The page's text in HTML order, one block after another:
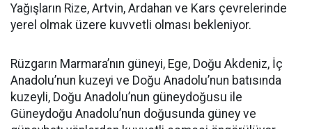
Yağışların Rize, Artvin, Ardahan ve Kars çevrelerinde
yerel olmak üzere kuvvetli olması bekleniyor.
Rüzgarın Marmara’nın güneyi, Ege, Doğu Akdeniz, İç
Anadolu’nun kuzeyi ve Doğu Anadolu’nun batısında
kuzeyli, Doğu Anadolu’nun güneydoğusu ile
Güneydoğu Anadolu’nun doğusunda güney ve